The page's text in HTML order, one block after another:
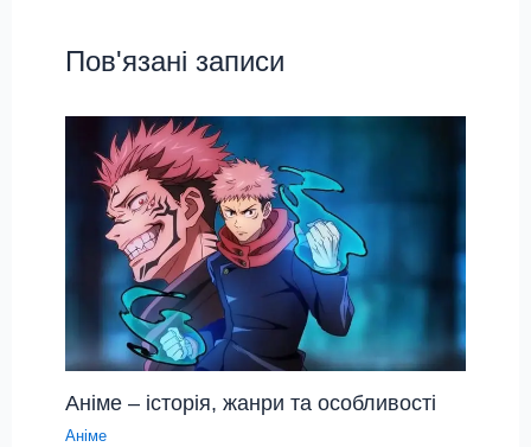
Пов'язані записи
Аніме – історія, жанри та особливості
Аніме